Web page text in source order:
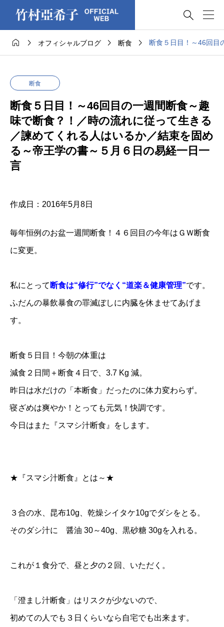

  オフィシャルブログ  断食  断食５日目！～46回目
断食
断食５日目！～46回目の一週間断食～趣
味で断食？！／時の流れに従って生きる
／諫めてくれる人はいるか／結束を固め
る～帝王学の書～５月６日の易経一日一
言
作成日：2016年5月8日
毎年恒例のお盆一週間断食！４６回目の今年はＧＷ断食
に変更。
私にとって 断食は“修行”でなく“道楽＆健康管理”です。
ふだんの暴飲暴食の罪滅ぼしに内臓を休ませてあげま
す。
断食５日目！今朝の体重は
減食２日間＋断食４日で、3.7 Kg 減。
昨日は水だけの「本断食」だったのに体力変わらず。
寝ざめは爽やか！とっても元気！快調です。
今日はまた『スマシ汁断食』をします。
★『スマシ汁断食』とは～★
３合の水、昆布10g、乾燥シイタケ10gでダシをとる。
そのダシ汁に 醤油 30～40g、黒砂糖 30gを入れる。
これが１食分で、昼と夕の２回、いただく。
「澄まし汁断食」はリスクが少ないので、
初めての人でも３日くらいなら自宅でも出来ます。